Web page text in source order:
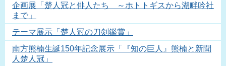
企画展「楚人冠と俳人たち ～ホトトギスから湖畔吟社
まで」
テーマ展示「楚人冠の刀剣鑑賞」
南方熊楠生誕150年記念展示「『知の巨人』熊楠と新聞
人楚人冠」